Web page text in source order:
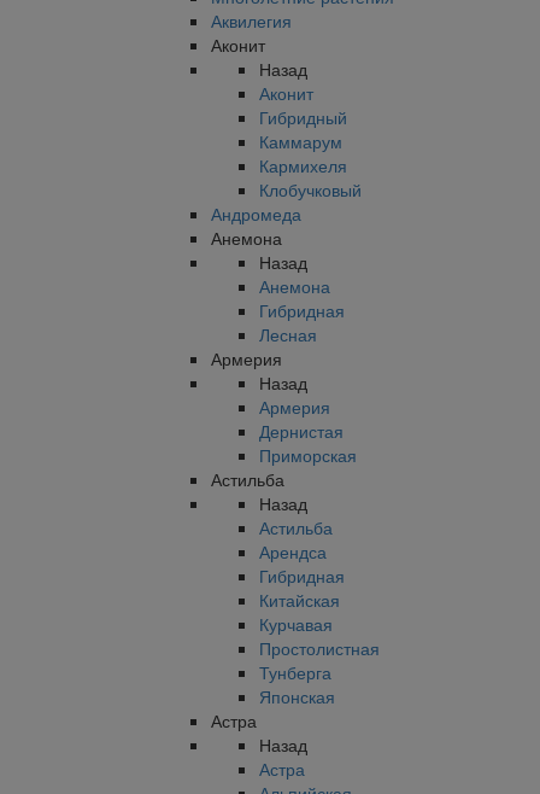
Аквилегия
Аконит
Назад
Аконит
Гибридный
Каммарум
Кармихеля
Клобучковый
Андромеда
Анемона
Назад
Анемона
Гибридная
Лесная
Армерия
Назад
Армерия
Дернистая
Приморская
Астильба
Назад
Астильба
Арендса
Гибридная
Китайская
Курчавая
Простолистная
Тунберга
Японская
Астра
Назад
Астра